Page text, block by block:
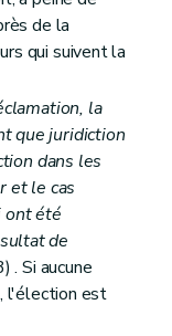
de la
qui suivent la
la
que juridiction
dans les
et le cas
ont été
de
. Si aucune
l'élection est